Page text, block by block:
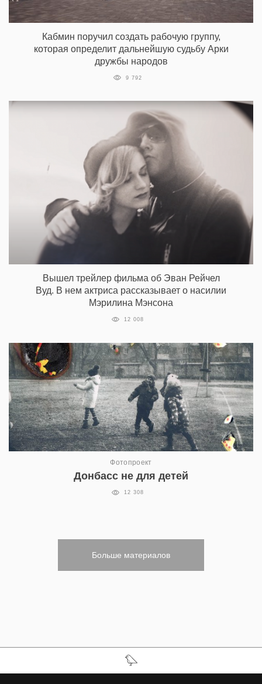
Кабмин поручил создать рабочую группу,
которая определит дальнейшую судьбу Арки
дружбы народов
9 792
Вышел трейлер фильма об Эван Рейчел
Вуд. В нем актриса рассказывает о насилии
Мэрилина Мэнсона
12 008
Фотопроект
Донбасс не для детей
12 308
Больше материалов